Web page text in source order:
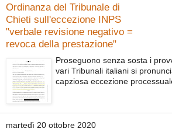
Ordinanza del Tribunale di
Chieti sull'eccezione INPS
"verbale revisione negativo =
revoca della prestazione"
Proseguono senza sosta i
vari Tribunali italiani si
capziosa eccezione
martedì 20 ottobre 2020